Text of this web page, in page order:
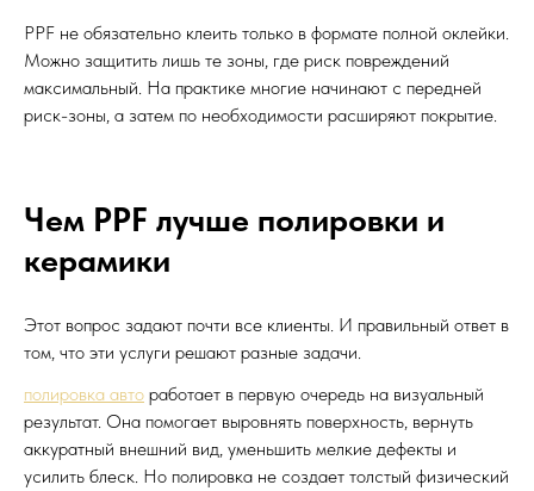
PPF не обязательно клеить только в формате полной оклейки.
Можно защитить лишь те зоны, где риск повреждений
максимальный. На практике многие начинают с передней
риск-зоны, а затем по необходимости расширяют покрытие.
Чем PPF лучше полировки и
керамики
Этот вопрос задают почти все клиенты. И правильный ответ в
том, что эти услуги решают разные задачи.
полировка авто работает в первую очередь на визуальный
результат. Она помогает выровнять поверхность, вернуть
аккуратный внешний вид, уменьшить мелкие дефекты и
усилить блеск. Но полировка не создает толстый физический